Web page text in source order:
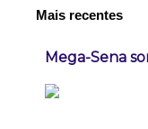
Mais recentes
Mega-Sena